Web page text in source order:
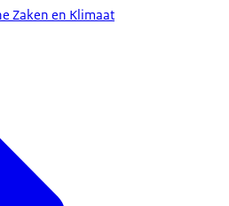
Zaken en Klimaat